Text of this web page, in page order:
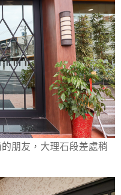
朋友，大理石段差處稍